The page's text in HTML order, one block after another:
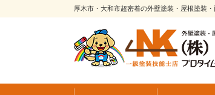
厚木市・大和市超密着の外壁塗装・屋根塗装